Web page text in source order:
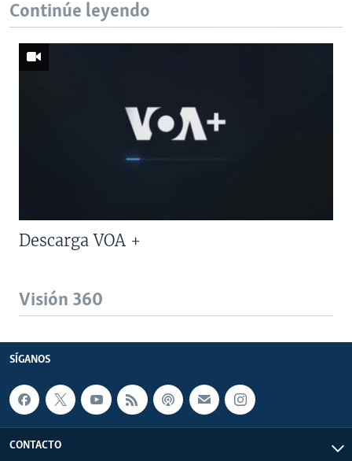
Continúe leyendo
Descarga VOA +
Visión 360
SÍGANOS
CONTACTO